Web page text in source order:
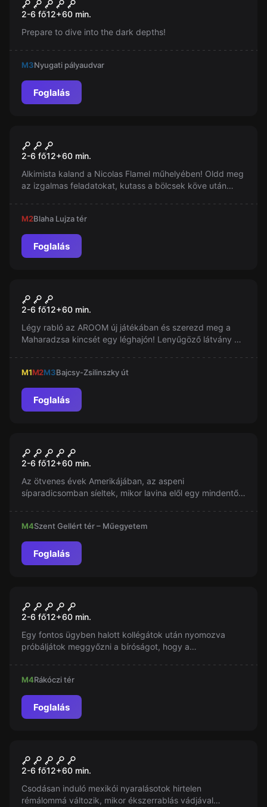
2-6 fő12+60 min.
Prepare to dive into the dark depths!
M3Nyugati pályaudvar
Foglalás
A Bölcsek Köve Nyomában
2-6 fő12+60 min.
Alkimista kaland a Nicolas Flamel műhelyében! Oldd meg
az izgalmas feladatokat, kutass a bölcsek köve után
siker a mestered büszkeségét is kivívja!
M2Blaha Lujza tér
Foglalás
Sky Heist
2-6 fő12+60 min.
Légy rabló az AROOM új játékában és szerezd meg a
Maharadzsa kincsét egy léghajón! Lenyűgöző látvány és
M1M2M3Bajcsy-Zsilinszky út
Foglalás
Ski House 51
2-6 fő12+60 min.
Az ötvenes évek Amerikájában, az aspeni
síparadicsomban síeltek, mikor lavina elől egy mindentől
M4Szent Gellért tér – Műegyetem
Foglalás
Helyszínelők
2-6 fő12+60 min.
Egy fontos ügyben halott kollégátok után nyomozva
próbáljátok meggyőzni a bíróságot, hogy a
M4Rákóczi tér
Foglalás
Imprisoned in Mexico
2-6 fő12+60 min.
Csodásan induló mexikói nyaralásotok hirtelen
rémálommá változik, mikor ékszerrablás vádjával